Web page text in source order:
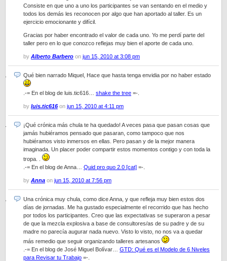
Consiste en que uno a uno los participantes se van sentando en el medio y
todos los demás les reconocen por algo que han aportado al taller. Es un
ejercicio emocionante y difícil.
Gracias por haber encontrado el valor de cada uno. Yo me perdí parte del
taller pero en lo que conozco reflejas muy bien el aporte de cada uno.
by Alberto Barbero on jun 15, 2010 at 3:08 pm
Qué bien narrado Miquel, Hace que hasta tenga envidia por no haber estado
.-= En el blog de luis.tic616… shake the tree =-.
by luis.tic616 on jun 15, 2010 at 4:11 pm
¡Qué crónica más chula te ha quedado! A veces pasa que pasan cosas que
jamás hubiéramos pensado que pasaran, como tampoco que nos
hubiéramos visto inmersos en ellas. Pero pasan y de la mejor manera
imaginada. Un placer poder compartir estos momentos contigo y con toda la
tropa. .
.-= En el blog de Anna… Quid pro quo 2.0 [cat] =-.
by Anna on jun 15, 2010 at 7:56 pm
Una crónica muy chula, como dice Anna, y que refleja muy bien estos dos
días de jornadas. Me ha gustado especialmente el recorrido que has hecho
por todos los participantes. Creo que las expectativas se superaron a pesar
de que la mezcla explosiva a base de consultores/as de su padre y de su
madre no parecía augurar nada nuevo. Visto lo visto, no nos va a quedar
más remedio que seguir organizando talleres artesanos
.-= En el blog de José Miguel Bolívar… GTD: Qué es el Modelo de 6 Niveles
para Revisar tu Trabajo =-.